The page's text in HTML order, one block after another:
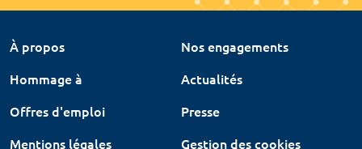
À propos
Nos engagements
Hommage à
Actualités
Offres d'emploi
Presse
Mentions légales
Gestion des cookies